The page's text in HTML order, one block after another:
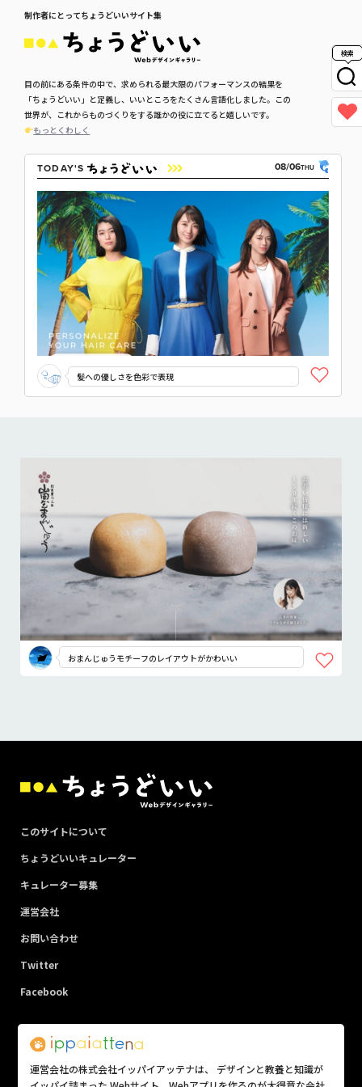
制作者にとってちょうどいいサイト集
目の前にある条件の中で、求められる最大限のパフォーマンスの結果を
「ちょうどいい」と定義し、いいところをたくさん言語化しました。この
世界が、これからものづくりをする誰かの役に立てると嬉しいです。
もっとくわしく
TODAY'S 08/06THU
髪への優しさを色彩で表現
検索
おまんじゅうモチーフのレイアウトがかわいい
このサイトについて
ちょうどいいキュレーター
キュレーター募集
運営会社
お問い合わせ
Twitter
Facebook
運営会社の株式会社イッパイアッテナは、 デザインと教養と知識が